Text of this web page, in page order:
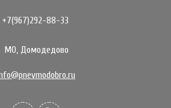
+7(967)292-88-33
МО, Домодедово